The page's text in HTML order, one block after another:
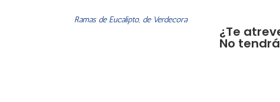
Ramas de Eucalipto, de Verdecora
¿Te
No